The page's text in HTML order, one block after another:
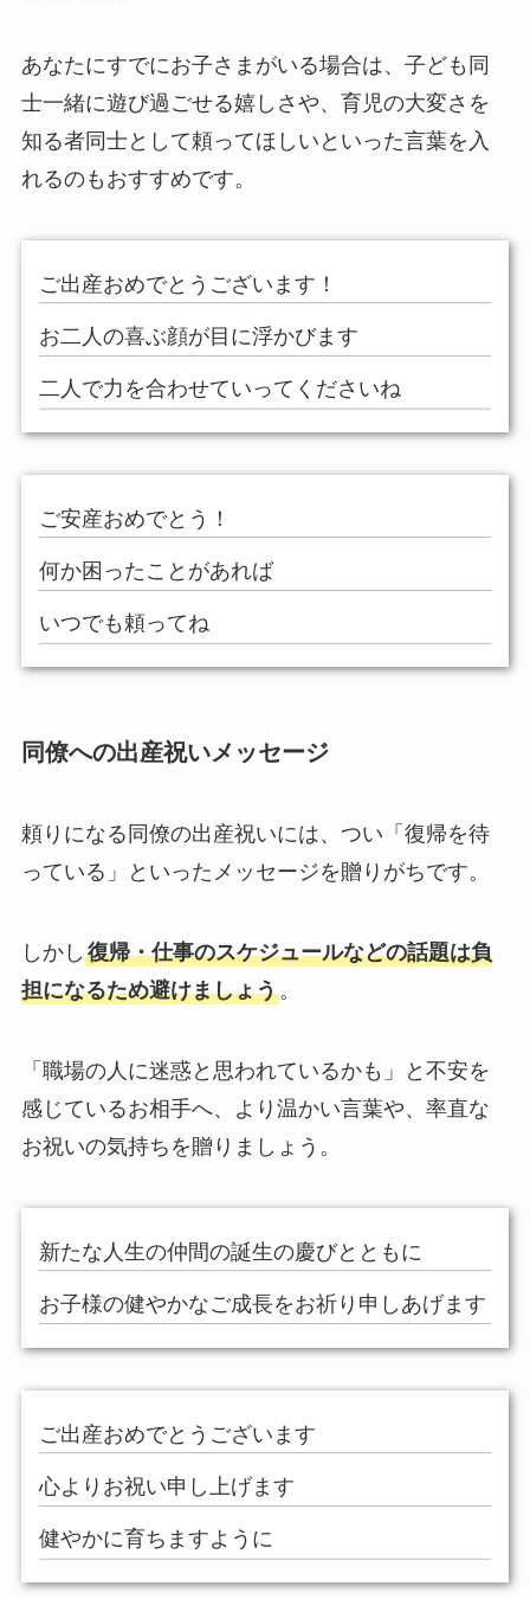
あなたにすでにお子さまがいる場合は、子ども同
士一緒に遊び過ごせる嬉しさや、育児の大変さを
知る者同士として頼ってほしいといった言葉を入
れるのもおすすめです。
ご出産おめでとうございます！
お二人の喜ぶ顔が目に浮かびます
二人で力を合わせていってくださいね
ご安産おめでとう！
何か困ったことがあれば
いつでも頼ってね
同僚への出産祝いメッセージ
頼りになる同僚の出産祝いには、つい「復帰を待
っている」といったメッセージを贈りがちです。
しかし 復帰・仕事のスケジュールなどの話題は負
担になるため避けましょう。
「職場の人に迷惑と思われているかも」と不安を
感じているお相手へ、より温かい言葉や、率直な
お祝いの気持ちを贈りましょう。
新たな人生の仲間の誕生の慶びとともに
お子様の健やかなご成長をお祈り申しあげます
ご出産おめでとうございます
心よりお祝い申し上げます
健やかに育ちますように